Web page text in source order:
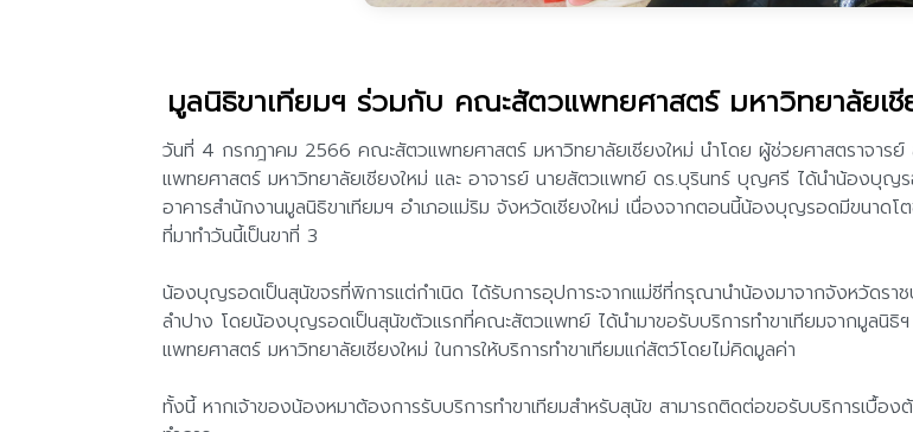
มูลนิธิขาเทียมฯ ร่วมกับ คณะสัตวแพทยศาสตร์ มหาวิทยาลัยเชี